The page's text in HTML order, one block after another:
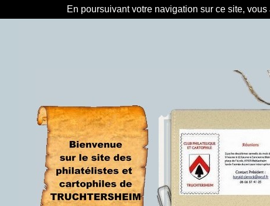
En poursuivant votre navigation sur ce site,